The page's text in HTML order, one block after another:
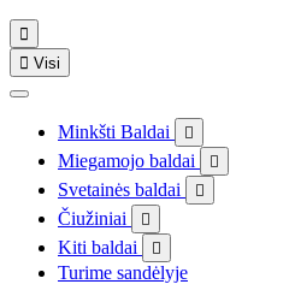

 Visi
Minkšti Baldai 
Miegamojo baldai 
Svetainės baldai 
Čiužiniai 
Kiti baldai 
Turime sandėlyje